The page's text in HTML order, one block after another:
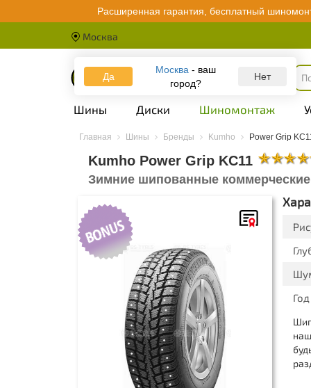
Расширенная гарантия, бесплатный
Москва
Да
Москва - ваш
город?
Нет
Каталог
Шины Диски Шиномонтаж
Главная Шины Бренды Kumho Power Grip
Kumho Power Grip KC11
Зимние шипованные